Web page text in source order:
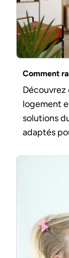
Comment
logement
solutions
adaptés